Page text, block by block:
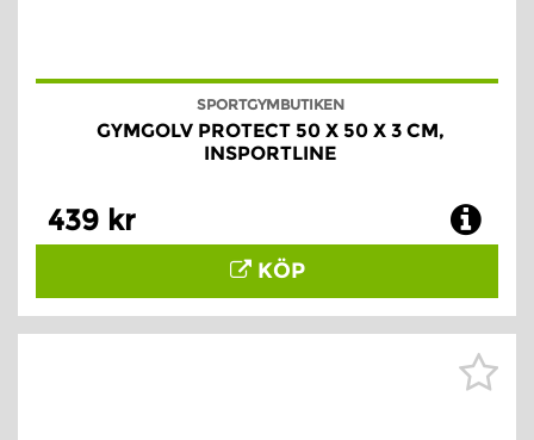
SPORTGYMBUTIKEN
GYMGOLV PROTECT 50 X 50 X 3 CM,
INSPORTLINE
439 kr
KÖP